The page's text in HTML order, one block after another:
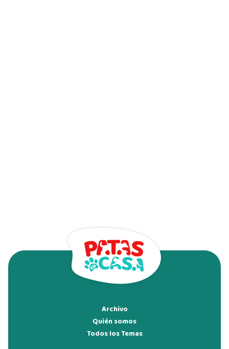
Archivo
Quién somos
Todos los Temas